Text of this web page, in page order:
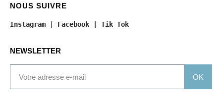
NOUS SUIVRE
Instagram Facebook Tik Tok
NEWSLETTER
OK